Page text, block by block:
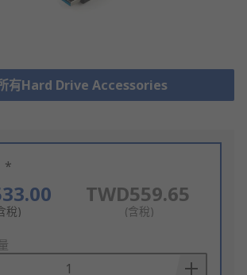
有Hard Drive Accessories
*
稅)
TWD559.65
(含稅)